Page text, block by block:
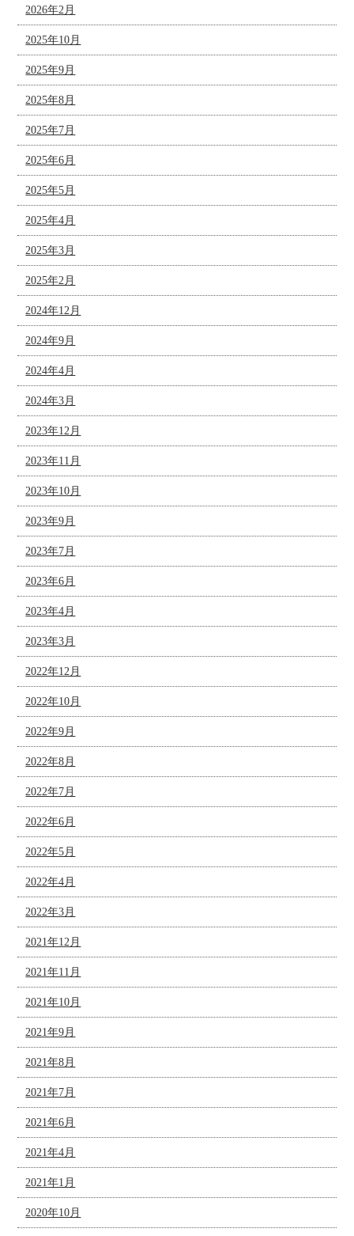
2026年2月
2025年10月
2025年9月
2025年8月
2025年7月
2025年6月
2025年5月
2025年4月
2025年3月
2025年2月
2024年12月
2024年9月
2024年4月
2024年3月
2023年12月
2023年11月
2023年10月
2023年9月
2023年7月
2023年6月
2023年4月
2023年3月
2022年12月
2022年10月
2022年9月
2022年8月
2022年7月
2022年6月
2022年5月
2022年4月
2022年3月
2021年12月
2021年11月
2021年10月
2021年9月
2021年8月
2021年7月
2021年6月
2021年4月
2021年1月
2020年10月